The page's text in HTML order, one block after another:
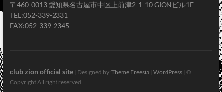
〒460-0013 愛知県名古屋市中区上前津2-1-10 GIONビル1F
TEL:052-339-2331
FAX:052-339-2345
club zion official site| Designed by: Theme Freesia| WordPress| ©
Copyright All right reserved